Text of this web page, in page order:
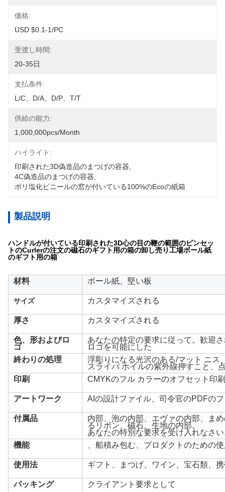
価格:
USD $0.1-1/PC
受渡し時間:
20-35日
支払条件:
L/C、D/A、D/P、T/T
供給の能力:
1,000,000pcs/month
ハイライト:
印刷された3D偽造品のまつげの容器
4C偽造品のまつげの容器
ポリ塩化ビニールの窓が付いている100%のEcoの紙箱
製品説明
ハンドルが付いている印刷された3D心の目の鞭の範囲のピンセッ
トのCurlerの注文の磁石のギフト用の箱の卸し売り工場ボール紙
のギフト用の箱
材料 ボール紙、堅い板
サイズ カスタマイズされる
厚さ カスタマイズされる
色、形およびロ
ゴ
あなたの特定の要求に従って。歓迎
ロゴを可能にした
終わりの処理
浮彫りになる光沢のある/マット ニス
スライバ ホイルの紫外線押すこと、
印刷
CMYKのフル カラーのオフセット印
アートワーク AIの設計ファイル、司令官のPDFの
付属品
内部、泡の内部、エヴァの内部、ま
るリボン、磁石、生地の内部。
あなたの特別な要求を受け入れなさ
機能
、船積み包む、プロダクトのための
使用法 ギフト、まつげ、ワイン、宝石類、
パッキング クライアント要求として